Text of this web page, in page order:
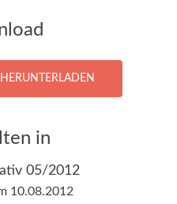
in
05/2012
10.08.2012